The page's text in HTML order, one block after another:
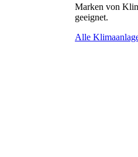
Marken von
geeignet.
Alle